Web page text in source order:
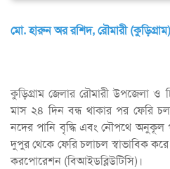
মো. হারুন অর রশিদ, রৌমারী (কুড়িগ্রাম)
কুড়িগ্রাম জেলার রৌমারী উপজেলা ও
মাস ২৪ দিন বন্ধ থাকার পর ফেরি
নদের পানি বৃদ্ধি এবং নৌপথে অনুকূল
দুপুর থেকে ফেরি চলাচল স্বাভাবিক
করপোরেশন (বিআইডব্লিউটিসি)।